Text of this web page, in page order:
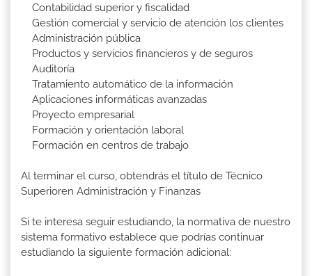
Contabilidad superior y fiscalidad
Gestión comercial y servicio de atención los clientes
Administración pública
Productos y servicios financieros y de seguros
Auditoría
Tratamiento automático de la información
Aplicaciones informáticas avanzadas
Proyecto empresarial
Formación y orientación laboral
Formación en centros de trabajo
Al terminar el curso, obtendrás el título de Técnico
Superioren Administración y Finanzas
Si te interesa seguir estudiando, la normativa de nuestro
sistema formativo establece que podrías continuar
estudiando la siguiente formación adicional: